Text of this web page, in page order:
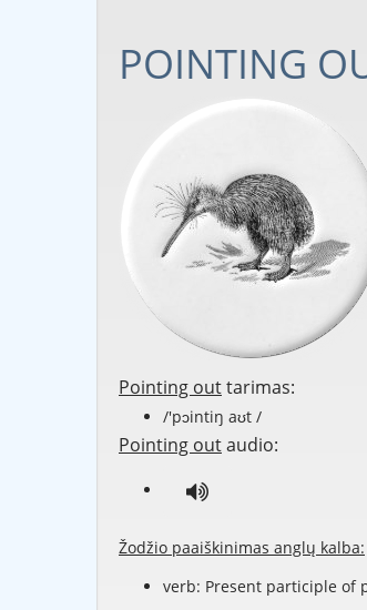
POINTING
Pointing outtarimas:
/'pɔintiŋ aʊt /
Pointing outaudio:
Žodžio paaiškinimas anglų kalba:
verb: Present participle of